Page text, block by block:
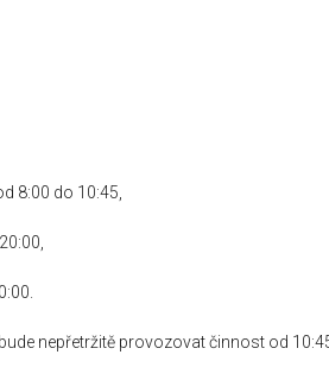
8:00 do 10:45,
nepřetržitě provozovat činnost od